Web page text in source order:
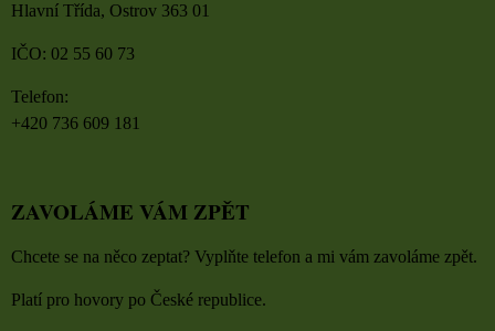
Hlavní Třída, Ostrov 363 01
IČO: 02 55 60 73
Telefon:
+420 736 609 181
ZAVOLÁME VÁM ZPĚT
Chcete se na něco zeptat? Vyplňte telefon a mi vám zavoláme zpět.
Platí pro hovory po České republice.